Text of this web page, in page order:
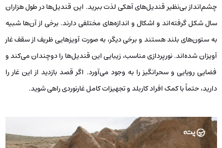
چشم‌انداز بی‌نظیر قندیل‌های آهکی لذت ببرید. این قندیل‌ها در طول هزاران
سال شکل گرفته‌اند و اشکال و اندازه‌های مختلفی دارند. برخی از آن‌ها شبیه
به ستون‌های بلند هستند و برخی دیگر، به صورت آویزهایی ظریف از سقف غار
آویزان شده‌اند. نورپردازی مناسب، زیبایی این قندیل‌ها را دوچندان می‌کند و
فضایی رویایی و سحرانگیز را به وجود می‌آورد. اگر قصد بازدید از این غار را
دارید، حتماً با کمک افراد کاربلد و تجهیزات کامل غارنوردی راهی شوید.